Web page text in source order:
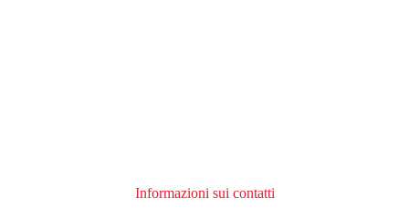
Informazioni sui contatti